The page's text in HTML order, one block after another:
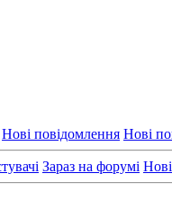
Нові повідомлення Нові
Зараз на форумі